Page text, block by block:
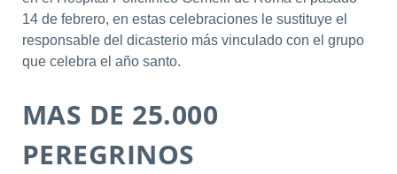
14 de febrero, en estas celebraciones le sustituye el
responsable del dicasterio más vinculado con el grupo
que celebra el año santo.
MAS DE 25.000
PEREGRINOS